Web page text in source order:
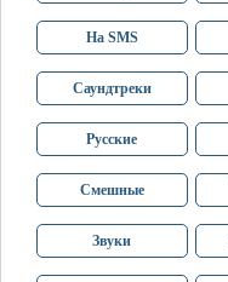
На SMS
Саундтреки
Русские
Смешные
Звуки